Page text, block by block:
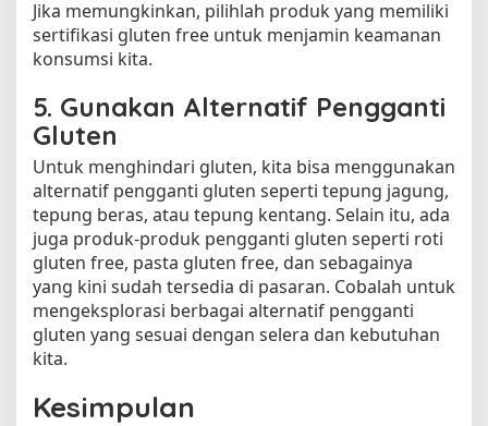
Jika memungkinkan, pilihlah produk yang memiliki
sertifikasi gluten free untuk menjamin keamanan
konsumsi kita.
5. Gunakan Alternatif Pengganti
Gluten
Untuk menghindari gluten, kita bisa menggunakan
alternatif pengganti gluten seperti tepung jagung,
tepung beras, atau tepung kentang. Selain itu, ada
juga produk-produk pengganti gluten seperti roti
gluten free, pasta gluten free, dan sebagainya
yang kini sudah tersedia di pasaran. Cobalah untuk
mengeksplorasi berbagai alternatif pengganti
gluten yang sesuai dengan selera dan kebutuhan
kita.
Kesimpulan